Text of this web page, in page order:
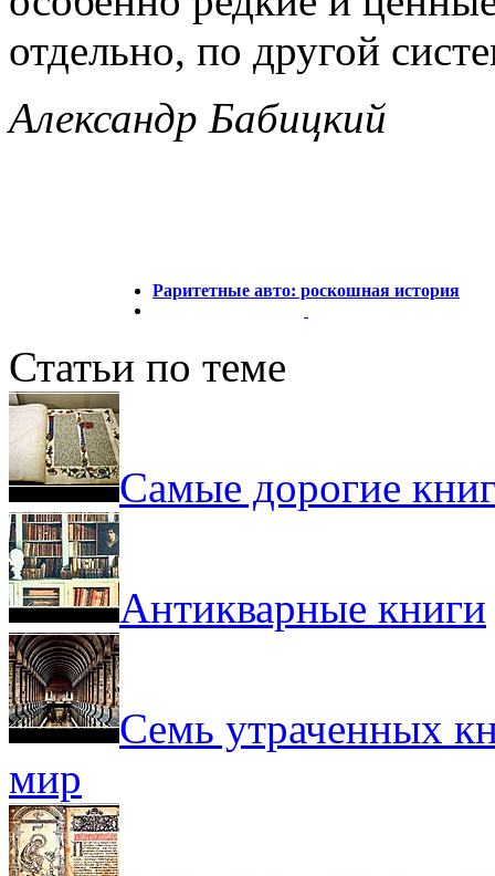
отдельно, по другой
Александр Бабицкий
Раритетные авто: роскошная история
Статьи по теме
Самые дорогие
Антикварные книги
Семь утраченных
мир